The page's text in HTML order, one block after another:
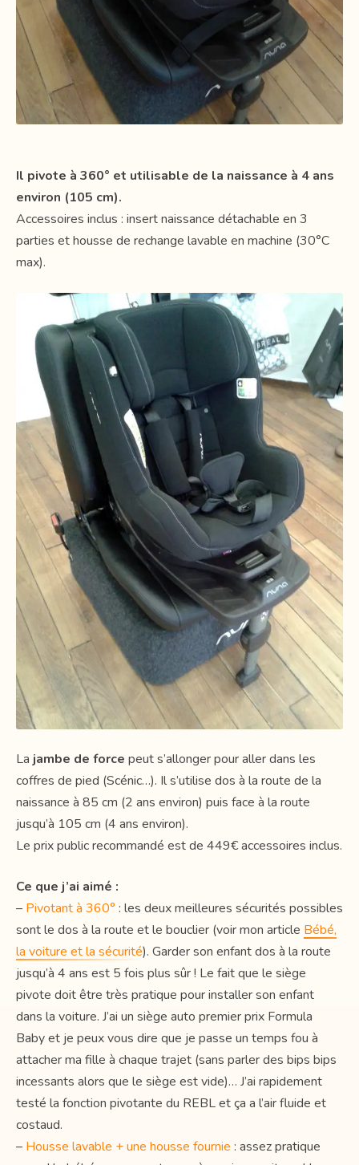
Il pivote à 360° et utilisable de la naissance à 4 ans
environ (105 cm).
Accessoires inclus : insert naissance détachable en 3
parties et housse de rechange lavable en machine (30°C
max).
La jambe de force peut s’allonger pour aller dans les
coffres de pied (Scénic…). Il s’utilise dos à la route de la
naissance à 85 cm (2 ans environ) puis face à la route
jusqu’à 105 cm (4 ans environ).
Le prix public recommandé est de 449€ accessoires inclus.
Ce que j’ai aimé :
– Pivotant à 360° : les deux meilleures sécurités possibles
sont le dos à la route et le bouclier (voir mon article Bébé,
la voiture et la sécurité). Garder son enfant dos à la route
jusqu’à 4 ans est 5 fois plus sûr ! Le fait que le siège
pivote doit être très pratique pour installer son enfant
dans la voiture. J’ai un siège auto premier prix Formula
Baby et je peux vous dire que je passe un temps fou à
attacher ma fille à chaque trajet (sans parler des bips bips
incessants alors que le siège est vide)… J’ai rapidement
testé la fonction pivotante du REBL et ça a l’air fluide et
costaud.
– Housse lavable + une housse fournie : assez pratique